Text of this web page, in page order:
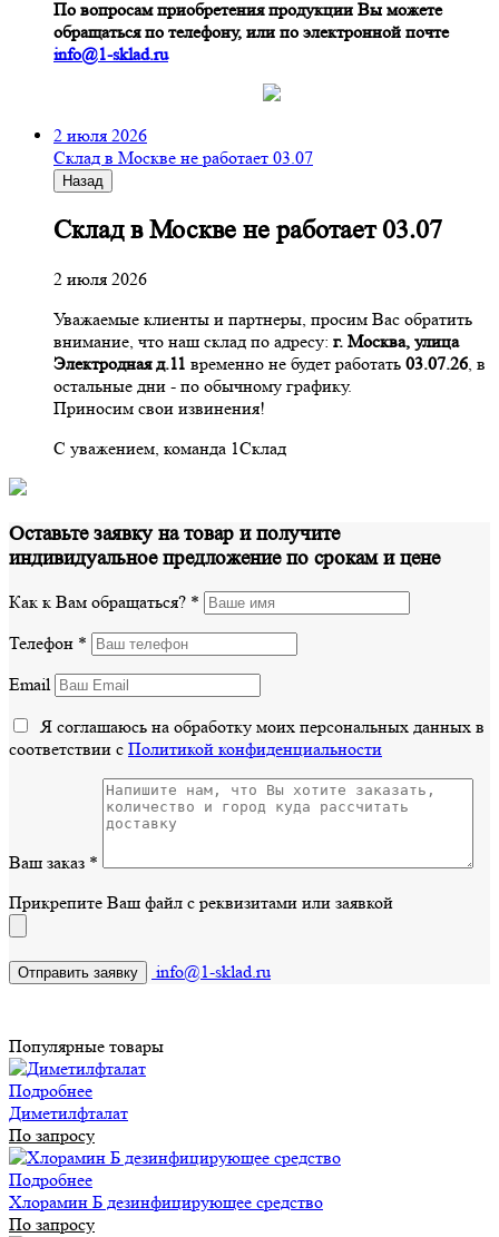
По вопросам приобретения продукции Вы можете
обращаться по телефону, или по электронной почте
info@1-sklad.ru
2 июля 2026
Склад в Москве не работает 03.07
Назад
Склад в Москве не работает 03.07
2 июля 2026
Уважаемые клиенты и партнеры, просим Вас обратить
внимание, что наш склад по адресу: г. Москва, улица
Электродная д.11 временно не будет работать 03.07.26, в
остальные дни - по обычному графику.
Приносим свои извинения!
С уважением, команда 1Склад
Оставьте заявку на товар и получите
индивидуальное предложение по срокам и цене
Как к Вам обращаться? *
Телефон *
Email
Я соглашаюсь на обработку моих персональных данных в
соответствии с Политикой конфиденциальности
Ваш заказ *
Прикрепите Ваш файл с реквизитами или заявкой
info@1-sklad.ru
Популярные товары
Подробнее
Диметилфталат
По запросу
Подробнее
Хлорамин Б дезинфицирующее средство
По запросу